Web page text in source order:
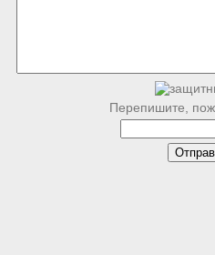
Перепишите,